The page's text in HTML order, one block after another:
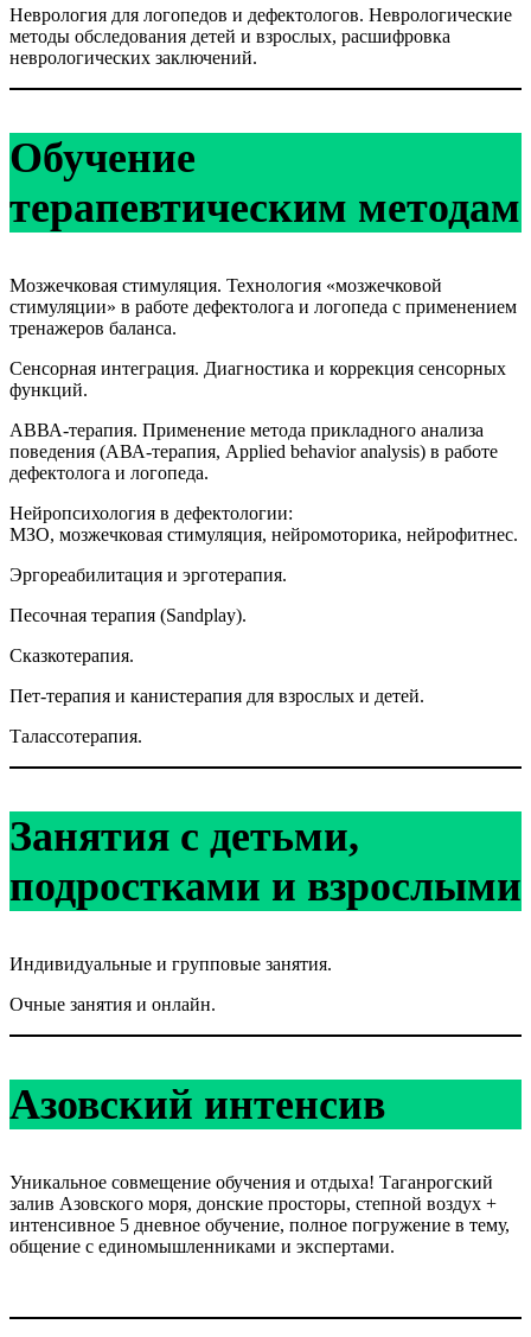
Неврология для логопедов и дефектологов. Неврологические
методы обследования детей и взрослых, расшифровка
неврологических заключений.
Обучение
терапевтическим методам
Мозжечковая стимуляция. Технология «мозжечковой
стимуляции» в работе дефектолога и логопеда с применением
тренажеров баланса.
Сенсорная интеграция. Диагностика и коррекция сенсорных
функций.
АВВА-терапия. Применение метода прикладного анализа
поведения (АВА-терапия, Applied behavior analysis) в работе
дефектолога и логопеда.
Нейропсихология в дефектологии:
МЗО, мозжечковая стимуляция, нейромоторика, нейрофитнес.
Эргореабилитация и эрготерапия.
Песочная терапия (Sandplay).
Сказкотерапия.
Пет-терапия и канистерапия для взрослых и детей.
Талассотерапия.
Занятия с детьми,
подростками и взрослыми
Индивидуальные и групповые занятия.
Очные занятия и онлайн.
Азовский интенсив
Уникальное совмещение обучения и отдыха! Таганрогский
залив Азовского моря, донские просторы, степной воздух +
интенсивное 5 дневное обучение, полное погружение в тему,
общение с единомышленниками и экспертами.